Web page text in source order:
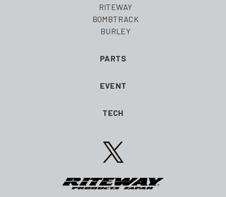
RITEWAY
BOMBTRACK
BURLEY
PARTS
EVENT
TECH